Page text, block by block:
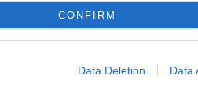
CONFIRM
Data Deletion Data